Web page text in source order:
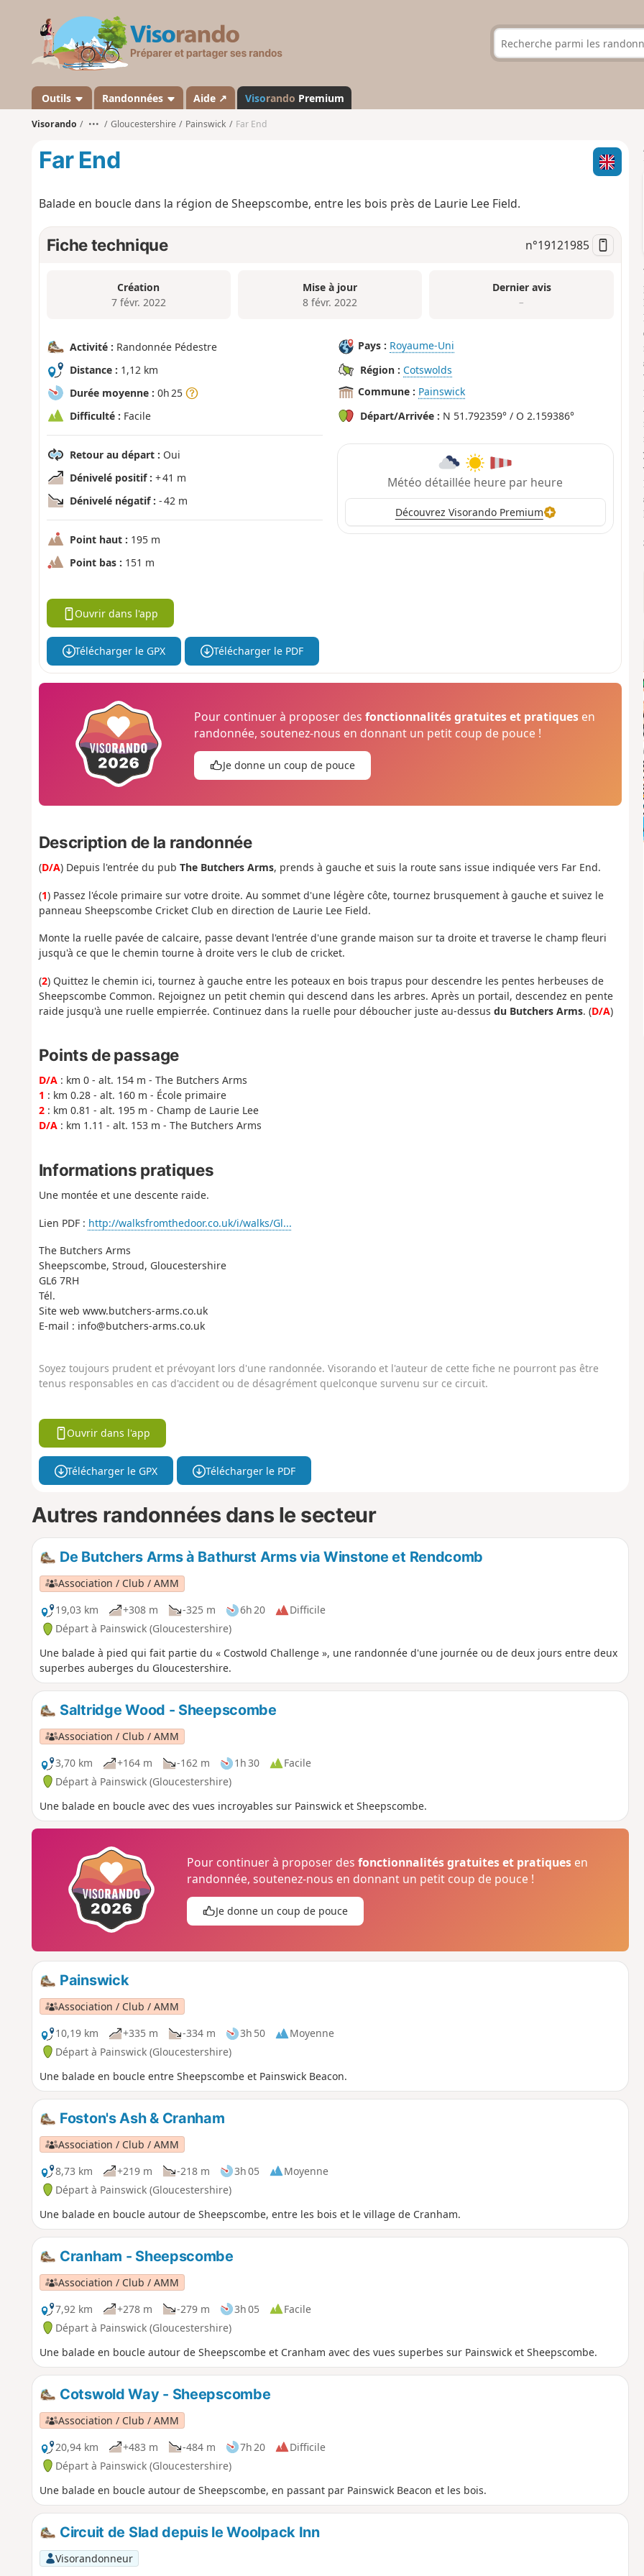
s
a
n
Outils Randonnées Aide ↗ Visorando Premium
Visorando ••• Gloucestershire Painswick Far End
Far End
Balade en boucle dans la région de Sheepscombe, entre les bois près de Laurie Lee Field.
Fiche technique n°19121985
Création
7 févr. 2022
Mise à jour
8 févr. 2022
Dernier avis
–
Activité : Randonnée Pédestre
Distance : 1,12 km
Durée moyenne : 0h 25
Difficulté : Facile
Retour au départ : Oui
Dénivelé positif : + 41 m
Dénivelé négatif : - 42 m
Point haut : 195 m
Point bas : 151 m
Pays : Royaume-Uni
Région : Cotswolds
Commune : Painswick
Départ/Arrivée : N 51.792359° / O 2.159386°
Météo détaillée heure par heure
Découvrez Visorando Premium
Ouvrir dans l'app
Télécharger le GPX Télécharger le PDF
Pour continuer à proposer desfonctionnalités gratuites et pratiques en
randonnée, soutenez-nous en donnant un petit coup de pouce !
Je donne un coup de pouce
Description de la randonnée
(D/A) Depuis l'entrée du pub The Butchers Arms, prends à gauche et suis la route sans issue indiquée vers Far End.
(1) Passez l'école primaire sur votre droite. Au sommet d'une légère côte, tournez brusquement à gauche et suivez le
panneau Sheepscombe Cricket Club en direction de Laurie Lee Field.
Monte la ruelle pavée de calcaire, passe devant l'entrée d'une grande maison sur ta droite et traverse le champ fleuri
jusqu'à ce que le chemin tourne à droite vers le club de cricket.
(2) Quittez le chemin ici, tournez à gauche entre les poteaux en bois trapus pour descendre les pentes herbeuses de
Sheepscombe Common. Rejoignez un petit chemin qui descend dans les arbres. Après un portail, descendez en pente
raide jusqu'à une ruelle empierrée. Continuez dans la ruelle pour déboucher juste au-dessus du Butchers Arms. (D/A)
Points de passage
D/A: km 0 - alt. 154 m - The Butchers Arms
1 : km 0.28 - alt. 160 m - École primaire
2: km 0.81 - alt. 195 m - Champ de Laurie Lee
D/A: km 1.11 - alt. 153 m - The Butchers Arms
Informations pratiques
Une montée et une descente raide.
Lien PDF : http://walksfromthedoor.co.uk/i/walks/Gl...
The Butchers Arms
Sheepscombe, Stroud, Gloucestershire
GL6 7RH
Tél.
Site web www.butchers-arms.co.uk
E-mail : info@butchers-arms.co.uk
Soyez toujours prudent et prévoyant lors d'une randonnée. Visorando et l'auteur de cette fiche ne pourront pas être
tenus responsables en cas d'accident ou de désagrément quelconque survenu sur ce circuit.
Ouvrir dans l'app
Télécharger le GPX Télécharger le PDF
Autres randonnées dans le secteur
De Butchers Arms à Bathurst Arms via Winstone et Rendcomb
Association / Club / AMM
19,03 km
+308 m -325 m 6h 20
Difficile
Départ à Painswick (Gloucestershire)
Une balade à pied qui fait partie du « Costwold Challenge », une randonnée d'une journée ou de deux jours entre deux
superbes auberges du Gloucestershire.
Saltridge Wood - Sheepscombe
Association / Club / AMM
3,70 km
+164 m -162 m 1h 30
Facile
Départ à Painswick (Gloucestershire)
Une balade en boucle avec des vues incroyables sur Painswick et Sheepscombe.
Pour continuer à proposer desfonctionnalités gratuites et pratiques en
randonnée, soutenez-nous en donnant un petit coup de pouce !
Je donne un coup de pouce
Painswick
Association / Club / AMM
10,19 km
+335 m -334 m 3h 50
Moyenne
Départ à Painswick (Gloucestershire)
Une balade en boucle entre Sheepscombe et Painswick Beacon.
Foston's Ash & Cranham
Association / Club / AMM
8,73 km
+219 m -218 m 3h 05
Moyenne
Départ à Painswick (Gloucestershire)
Une balade en boucle autour de Sheepscombe, entre les bois et le village de Cranham.
Cranham - Sheepscombe
Association / Club / AMM
7,92 km
+278 m -279 m 3h 05
Facile
Départ à Painswick (Gloucestershire)
Une balade en boucle autour de Sheepscombe et Cranham avec des vues superbes sur Painswick et Sheepscombe.
Cotswold Way - Sheepscombe
Association / Club / AMM
20,94 km
+483 m -484 m 7h 20
Difficile
Départ à Painswick (Gloucestershire)
Une balade en boucle autour de Sheepscombe, en passant par Painswick Beacon et les bois.
Circuit de Slad depuis le Woolpack Inn
Visorandonneur